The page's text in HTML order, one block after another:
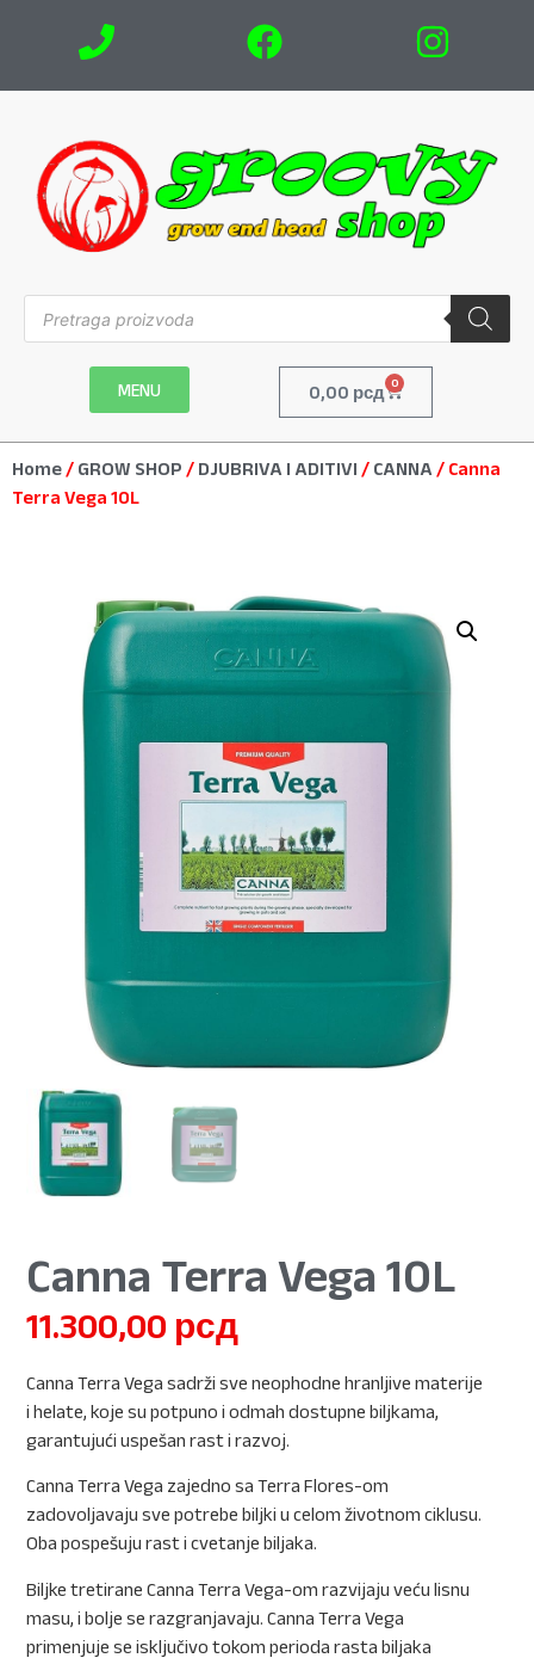
MENU 0,00 рсд 0
Home / GROW SHOP / DJUBRIVA I ADITIVI / CANNA / Canna
Terra Vega 10L
Canna Terra Vega 10L
11.300,00 рсд
Canna Terra Vega sadrži sve neophodne hranljive materije
i helate, koje su potpuno i odmah dostupne biljkama,
garantujući uspešan rast i razvoj.
Canna Terra Vega zajedno sa Terra Flores-om
zadovoljavaju sve potrebe biljki u celom životnom ciklusu.
Oba pospešuju rast i cvetanje biljaka.
Biljke tretirane Canna Terra Vega-om razvijaju veću lisnu
masu, i bolje se razgranjavaju. Canna Terra Vega
primenjuje se isključivo tokom perioda rasta biljaka